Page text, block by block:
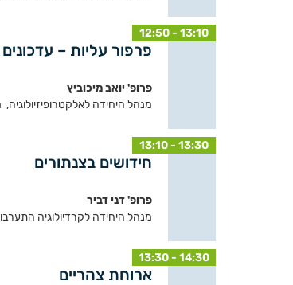
12:50 - 13:10
פרפור עליות – עדכונים
פרופ' יואב מיכוביץ
מנהל היחידה
13:10 - 13:30
חידושים בצנתורים
פרופ' דני דביר
מנהל היחידה לקרדיולוגיה
13:30 - 14:30
ארוחת צהריים